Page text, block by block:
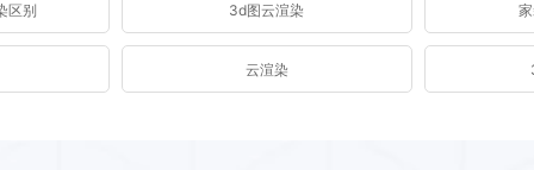
区别 3d图云渲染
云渲染